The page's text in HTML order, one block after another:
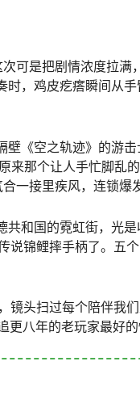
可是把剧情浓度拉满
时，鸡皮疙瘩瞬间从
《空之轨迹》的游
那个让人手忙脚乱
接里疾风，连锁爆
和国的霓虹街，光
说锦鲤摔手柄了。五
镜头扫过每个陪伴我
八年的老玩家最好的